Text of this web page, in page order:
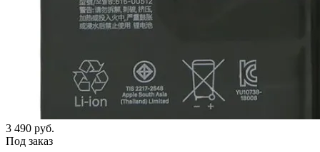
3 490 руб.
Под заказ